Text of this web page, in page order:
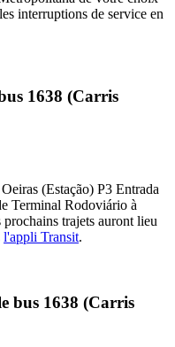
interruptions de service en
1638 (Carris
(Estação) P3 Entrada
Terminal Rodoviário à
trajets auront lieu
l'appli Transit.
bus 1638 (Carris